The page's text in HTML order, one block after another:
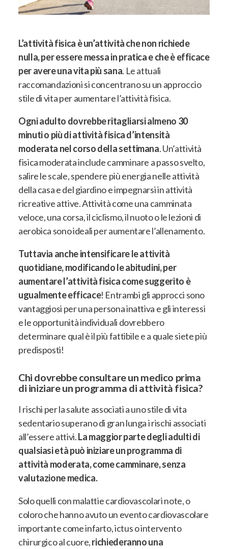
L’attività fisica è un’attività che non richiede
nulla, per essere messa in pratica e che è efficace
per avere una vita più sana. Le attuali
raccomandazioni si concentrano su un approccio
stile di vita per aumentare l’attività fisica.
Ogni adulto dovrebbe ritagliarsi almeno 30
minuti o più di attività fisica d’intensità
moderata nel corso della settimana. Un’attività
fisica moderatainclude camminare a passo svelto,
salire le scale, spendere più energia nelle attività
della casa e del giardino e impegnarsi in attività
ricreative attive. Attività come una camminata
veloce, una corsa, il ciclismo, il nuoto o le lezioni di
aerobica sono ideali per aumentare l’allenamento.
Tuttavia anche intensificare le attività
quotidiane, modificando le abitudini, per
aumentare l’attività fisica come suggerito è
ugualmente efficace! Entrambi gli approcci sono
vantaggiosi per una persona inattiva e gli interessi
e le opportunità individuali dovrebbero
determinare qual è il più fattibile e a quale siete più
predisposti!
Chi dovrebbe consultare un medico prima
di iniziare un programma di attività fisica?
I rischi per la salute associati a uno stile di vita
sedentario superano di gran lunga i rischi associati
all’essere attivi.La maggior parte degli adulti di
qualsiasi età può iniziare un programma di
attività moderata, come camminare, senza
valutazione medica.
Solo quelli con malattie cardiovascolari note, o
coloro che hanno avuto un evento cardiovascolare
importantecome infarto, ictus o intervento
chirurgico al cuore,richiederanno una